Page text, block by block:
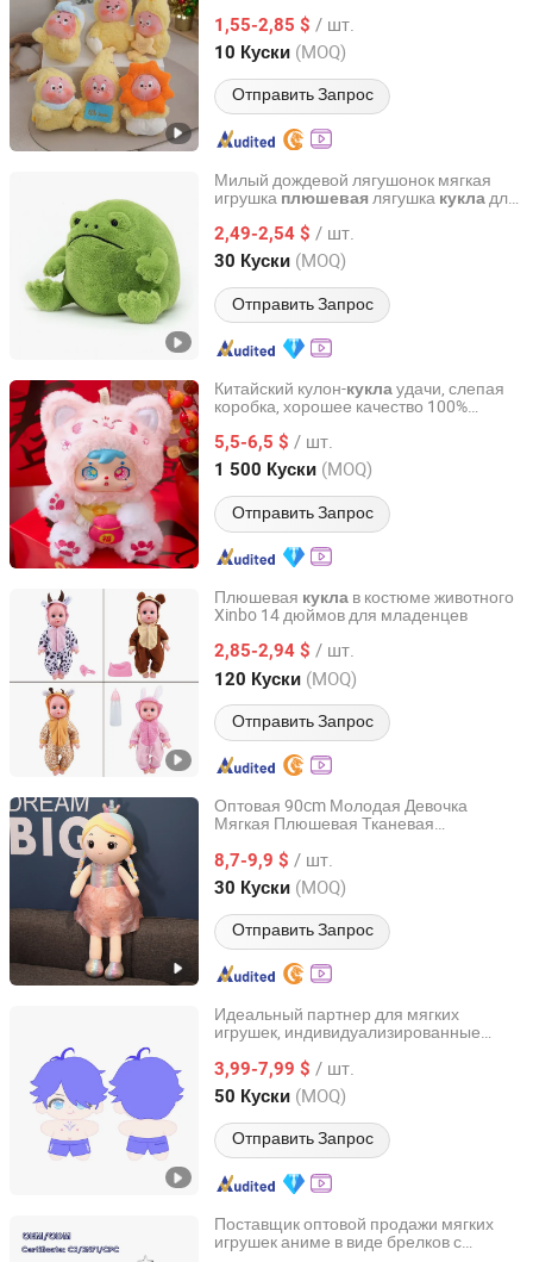
1,55-2,85 $ / шт.
10 Куски (MOQ)
Отправить Запрос
Guangdong, China с 2011
Милый дождевой лягушонок мягкая
игрушка плюшевая лягушка кукла для
2,49-2,54 $ / шт.
30 Куски (MOQ)
Отправить Запрос
NINGBO GENERAL UNION CO., LTD.
Zhejiang, China с 2022
Китайский кулон-куклаудачи, слепая
коробка, хорошее качество 100%
градусом глазом
5,5-6,5 $ / шт.
1 500 Куски (MOQ)
Отправить Запрос
Ningbo V. K. Industry and Trading Co., Ltd.
Zhejiang, China с 2015
Плюшевая кукла в костюме животного
Xinbo 14 дюймов для младенцев
2,85-2,94 $ / шт.
120 Куски (MOQ)
Отправить Запрос
Shantou Xinbo Toys Co., Ltd.
Guangdong, China с 2025
Оптовая 90cm Молодая Девочка
Мягкая Плюшевая Тканевая
8,7-9,9 $ / шт.
30 Куски (MOQ)
Отправить Запрос
Yancheng Geeme Toys & Textiles Ltd
Jiangsu, China с 2016
Идеальный партнер для мягких
игрушек, индивидуализированные
3,99-7,99 $ / шт.
50 Куски (MOQ)
Отправить Запрос
Xuzhou Gaopeng Toy Co., Ltd.
Jiangsu, China с 2023
Поставщик оптовой продажи мягких
игрушек аниме в виде брелков с
Ningbo Gusta Stationery Co., Ltd.